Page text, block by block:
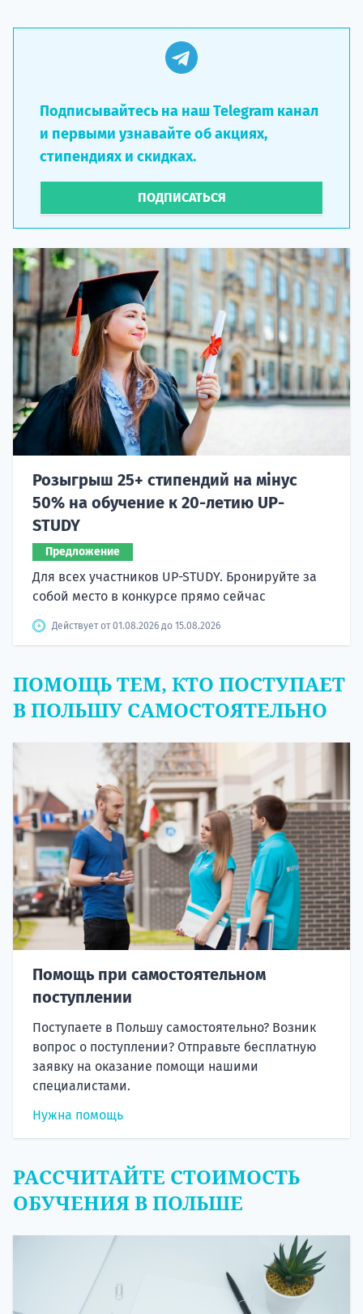
Подписывайтесь на наш Telegram канал
и первыми узнавайте об акциях,
стипендиях и скидках.
ПОДПИСАТЬСЯ
Розыгрыш 25+ стипендий на мінус
50% на обучение к 20-летию UP-
STUDY
Предложение
Для всех участников UP-STUDY. Бронируйте за
собой место в конкурсе прямо сейчас
Действует от 01.08.2026 до 15.08.2026
ПОМОЩЬ ТЕМ, КТО ПОСТУПАЕТ
В ПОЛЬШУ САМОСТОЯТЕЛЬНО
Помощь при самостоятельном
поступлении
Поступаете в Польшу самостоятельно? Возник
вопрос о поступлении? Отправьте бесплатную
заявку на оказание помощи нашими
специалистами.
Нужна помощь
РАССЧИТАЙТЕ СТОИМОСТЬ
ОБУЧЕНИЯ В ПОЛЬШЕ